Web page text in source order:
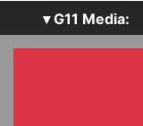
▾ G11 Media:
SecurityOpenLab